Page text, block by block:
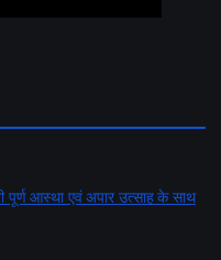
पूर्ण आस्था एवं अपार उत्साह के साथ